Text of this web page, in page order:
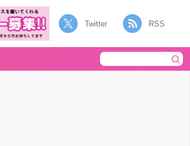
Twitter RSS